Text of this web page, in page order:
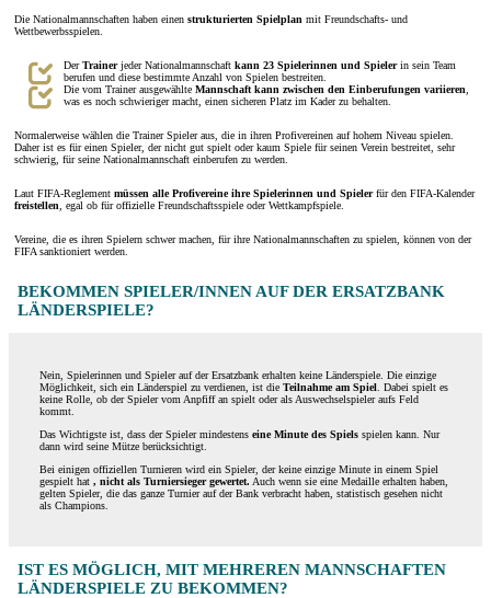
Die Nationalmannschaften haben einen strukturierten Spielplan mit Freundschafts- und
Wettbewerbsspielen.
DerTrainerjeder Nationalmannschaft kann 23 Spielerinnen und Spielerin sein Team
berufen und diese bestimmte Anzahl von Spielen bestreiten.
Die vom Trainer ausgewählte Mannschaft kann zwischen den Einberufungen variieren,
was es noch schwieriger macht, einen sicheren Platz im Kader zu behalten.
Normalerweise wählen die Trainer Spieler aus, die in ihren Profivereinen auf hohem Niveau spielen.
Daher ist es für einen Spieler, der nicht gut spielt oder kaum Spiele für seinen Verein bestreitet, sehr
schwierig, für seine Nationalmannschaft einberufen zu werden.
Laut FIFA-Reglement müssen alle Profivereine ihre Spielerinnen und Spielerfür den FIFA-Kalender
freistellen, egal ob für offizielle Freundschaftsspiele oder Wettkampfspiele.
Vereine, die es ihren Spielern schwer machen, für ihre Nationalmannschaften zu spielen, können von der
FIFA sanktioniert werden.
BEKOMMEN SPIELER/INNEN AUF DER ERSATZBANK
LÄNDERSPIELE?
Nein, Spielerinnen und Spieler auf der Ersatzbank erhalten keine Länderspiele. Die einzige
Möglichkeit, sich ein Länderspiel zu verdienen, ist die Teilnahme am Spiel. Dabei spielt es
keine Rolle, ob der Spieler vom Anpfiff an spielt oder als Auswechselspieler aufs Feld
kommt.
Das Wichtigste ist, dass der Spieler mindestens eine Minute des Spielsspielen kann. Nur
dann wird seine Mütze berücksichtigt.
Bei einigen offiziellen Turnieren wird ein Spieler, der keine einzige Minute in einem Spiel
gespielt hat , nicht als Turniersieger gewertet. Auch wenn sie eine Medaille erhalten haben,
gelten Spieler, die das ganze Turnier auf der Bank verbracht haben, statistisch gesehen nicht
als Champions.
IST ES MÖGLICH, MIT MEHREREN MANNSCHAFTEN
LÄNDERSPIELE ZU BEKOMMEN?